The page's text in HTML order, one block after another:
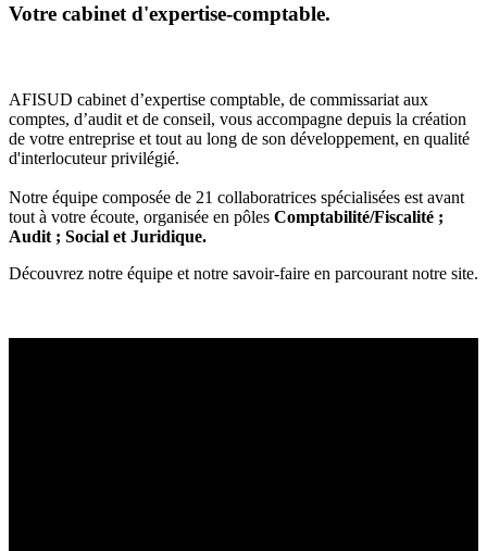
Votre cabinet d'expertise-comptable.
AFISUD cabinet d’expertise comptable, de commissariat aux
comptes, d’audit et de conseil, vous accompagne depuis la création
de votre entreprise et tout au long de son développement, en qualité
d'interlocuteur privilégié.
Notre équipe composée de 21 collaboratrices spécialisées est avant
tout à votre écoute, organisée en pôles Comptabilité/Fiscalité ;
Audit ; Social et Juridique.
Découvrez notre équipe et notre savoir-faire en parcourant notre site.